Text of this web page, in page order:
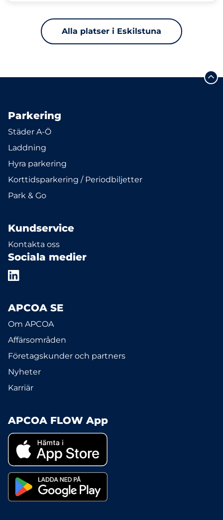
Alla platser i Eskilstuna
Parkering
Städer A-Ö
Laddning
Hyra parkering
Korttidsparkering / Periodbiljetter
Park & Go
Kundservice
Kontakta oss
Sociala medier
APCOA SE
Om APCOA
Affärsområden
Företagskunder och partners
Nyheter
Karriär
APCOA FLOW App